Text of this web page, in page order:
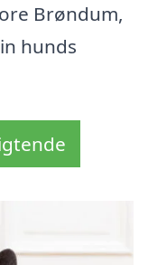
Brøndum,
hunds